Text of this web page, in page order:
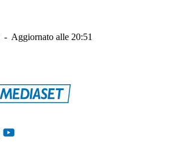
- Aggiornato alle 20:51